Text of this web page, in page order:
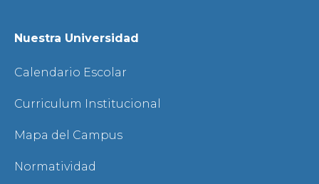
Nuestra Universidad
Calendario Escolar
Curriculum Institucional
Mapa del Campus
Normatividad